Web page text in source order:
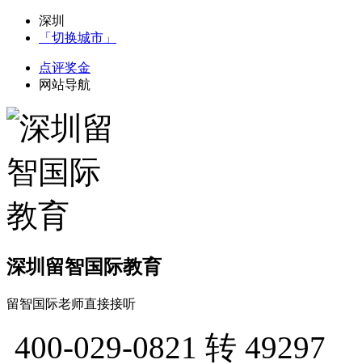
深圳
「切换城市」
点评奖金
网站导航
深圳留智国际教育
留智国际老师直接接听
400-029-0821 转 49297